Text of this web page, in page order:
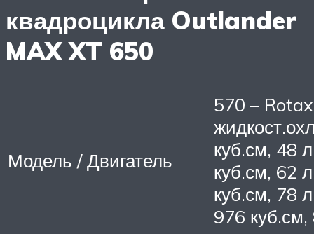
квадроцикла Outlander
MAX XT 650
Модель / Двигатель
570 –
куб.см, 48
куб.см, 62
куб.см, 78
976 куб.см,